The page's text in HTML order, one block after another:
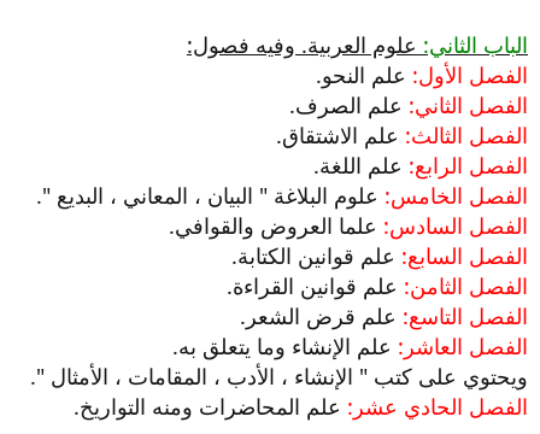
الباب الثاني: علوم العربية. وفيه فصول:
الفصل الأول: علم النحو.
الفصل الثاني: علم الصرف.
الفصل الثالث: علم الاشتقاق.
الفصل الرابع: علم اللغة.
الفصل الخامس: علوم البلاغة " البيان ، المعاني ، البديع ".
الفصل السادس: علما العروض والقوافي.
الفصل السابع: علم قوانين الكتابة.
الفصل الثامن: علم قوانين القراءة.
الفصل التاسع: علم قرض الشعر.
الفصل العاشر: علم الإنشاء وما يتعلق به.
ويحتوي على كتب " الإنشاء ، الأدب ، المقامات ، الأمثال ".
الفصل الحادي عشر: علم المحاضرات ومنه التواريخ.